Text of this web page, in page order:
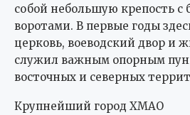
собой небольшую крепость
воротами. В первые годы
церковь, воеводский двор и
служил важным опорным
восточных и северных
Крупнейший город ХМАО